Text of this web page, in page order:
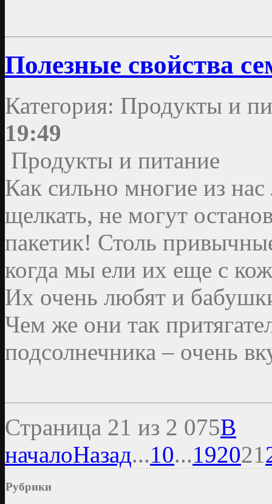
Полезные свойства
Категория: Продукты и
19:49
Продукты и питание
Как сильно многие из
щелкать, не могут
пакетик! Столь
когда мы ели их еще с
Их очень любят и
Чем же они так
подсолнечника – очень
Страница 21 из 2 075В
началоНазад...10...192021
Рубрики